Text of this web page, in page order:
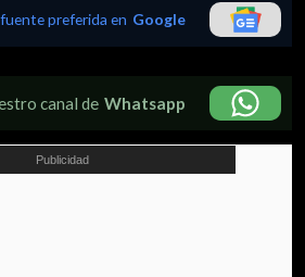
preferida en Google
canal de Whatsapp